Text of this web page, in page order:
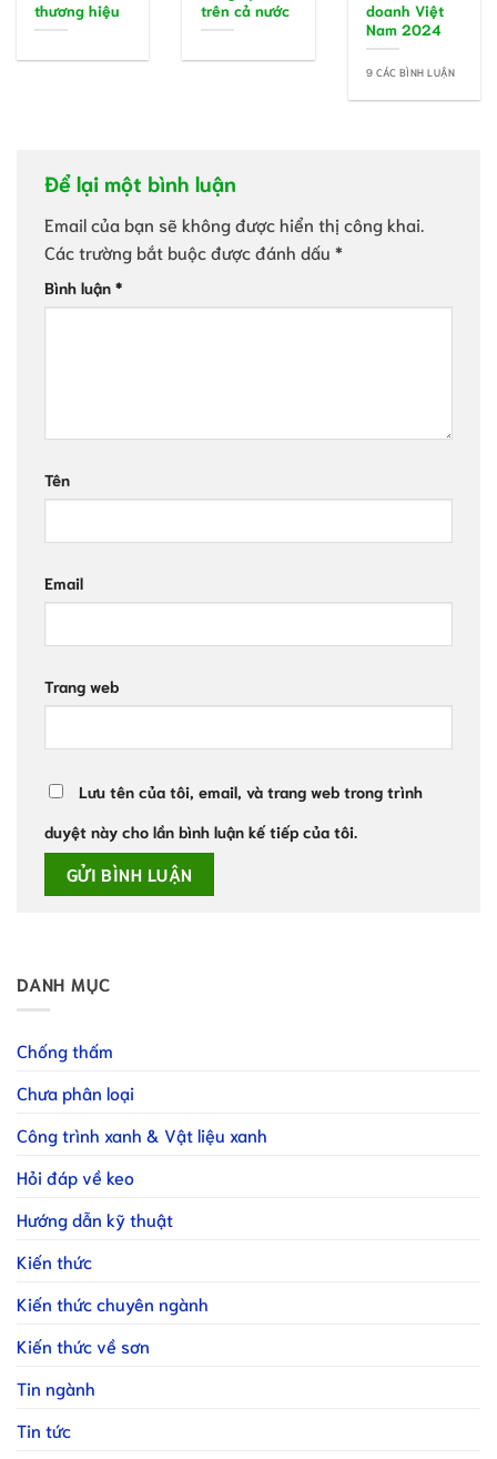
thương hiệu
trên cả nước
doanh Việt
Nam 2024
9 CÁC BÌNH LUẬN
Để lại một bình luận
Email của bạn sẽ không được hiển thị công khai.
Các trường bắt buộc được đánh dấu *
Bình luận *
Tên
Email
Trang web
Lưu tên của tôi, email, và trang web trong trình
duyệt này cho lần bình luận kế tiếp của tôi.
DANH MỤC
Chống thấm
Chưa phân loại
Công trình xanh & Vật liệu xanh
Hỏi đáp về keo
Hướng dẫn kỹ thuật
Kiến thức
Kiến thức chuyên ngành
Kiến thức về sơn
Tin ngành
Tin tức